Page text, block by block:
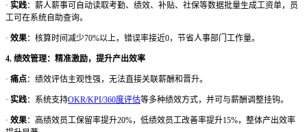
· 实践：薪人薪事可自动读取考勤、绩效、补贴、社保等数据批量生成工资单，员
工可在系统自助查询。
· 效果：核算时间减少70%以上，错误率接近0，节省人事部门工作量。
4. 绩效管理：精准激励，提升产出效率
· 痛点：绩效评估主观性强，无法直接关联薪酬和晋升。
· 实践：系统支持OKR/KPI/360度评估等多种绩效方式，并可与薪酬调整挂钩。
· 效果：高绩效员工保留率提升20%，低绩效员工改善率提升15%，整体产出效率